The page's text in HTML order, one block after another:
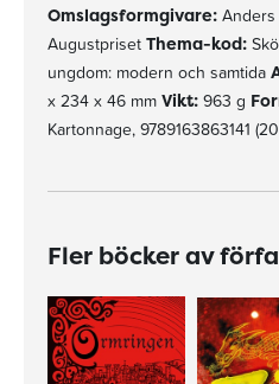
Omslagsformgivare:
Augustpriset Thema-kod:
ungdom: modern och samtida
x 234 x 46 mm Vikt: 963 g
Kartonnage, 9789163863141
Fler böcker av